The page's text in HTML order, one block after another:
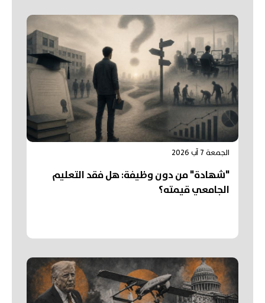
الجمعة 7 آب 2026
"شهادة" من دون وظيفة: هل فقد التعليم
الجامعي قيمته؟